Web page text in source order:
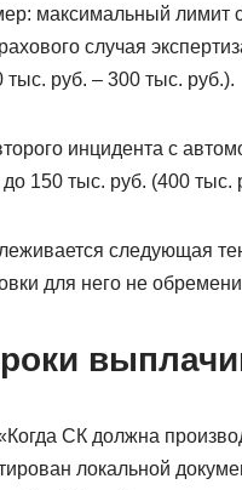
максимальный лимит
случая
тыс. руб. – 300 тыс. руб.).
инцидента с
150 тыс. руб. (400 тыс.
следующая
для него не
СК должна
локальной